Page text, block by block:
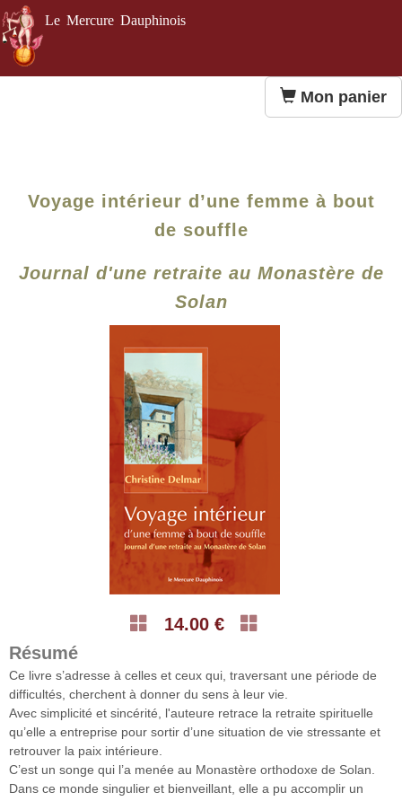
Le Mercure Dauphinois
Mon panier
Voyage intérieur d’une femme à bout
de souffle
Journal d'une retraite au Monastère de
Solan
14.00 €
Résumé
Ce livre s’adresse à celles et ceux qui, traversant une période de
difficultés, cherchent à donner du sens à leur vie.
Avec simplicité et sincérité, l'auteure retrace la retraite spirituelle
qu’elle a entreprise pour sortir d’une situation de vie stressante et
retrouver la paix intérieure.
C’est un songe qui l’a menée au Monastère orthodoxe de Solan.
Dans ce monde singulier et bienveillant, elle a pu accomplir un